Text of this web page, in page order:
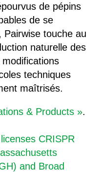
de pépins
de se
Pairwise touche au
naturelle des
techniques
maîtrisés.
& Products ».
CRISPR
and Broad